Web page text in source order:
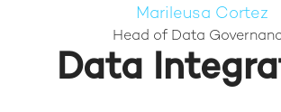
Marileusa Cortez
Head of Data
Data